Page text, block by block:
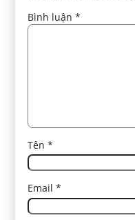
Bình luận*
Tên*
Email*